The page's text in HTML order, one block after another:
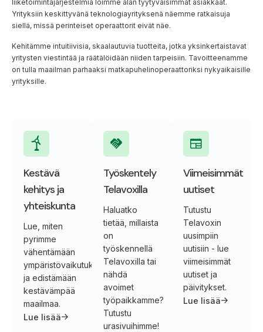
liiketoimintajärjestelmiä loimme alan tyytyväisimmät asiakkaat.
Yrityksiin keskittyvänä teknologiayrityksenä näemme ratkaisuja
siellä, missä perinteiset operaattorit eivät näe.
Kehitämme intuitiivisia, skaalautuvia tuotteita, jotka yksinkertaistavat
yritysten viestintää ja räätälöidään niiden tarpeisiin. Tavoitteenamme
on tulla maailman parhaaksi matkapuhelinoperaattoriksi nykyaikaisille
yrityksille.
Kestävä
kehitys ja
yhteiskunta
Lue, miten
pyrimme
vähentämään
ympäristövaikutuksiamme
ja edistämään
kestävämpää
maailmaa.
Lue lisää
Työskentely
Telavoxilla
Haluatko
tietää, millaista
on
työskennellä
Telavoxilla tai
nähdä
avoimet
työpaikkamme?
Tutustu
urasivuihimme!
Viimeisimmät
uutiset
Tutustu
Telavoxin
uusimpiin
uutisiin - lue
viimeisimmät
uutiset ja
päivitykset.
Lue lisää